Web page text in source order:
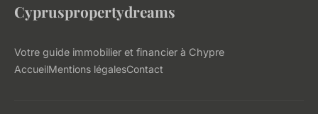
Cypruspropertydreams
Votre guide immobilier et financier à Chypre
AccueilMentions légalesContact